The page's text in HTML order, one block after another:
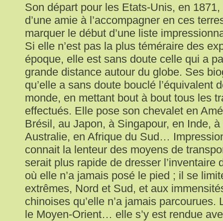
Son départ pour les Etats-Unis, en 1871,
d’une amie à l’accompagner en ces
marquer le début d’une liste
Si elle n’est pas la plus téméraire des
époque, elle est sans doute celle qui a
grande distance autour du globe. Ses
qu’elle a sans doute bouclé l’équivalent
monde, en mettant bout à bout tous les
effectués. Elle pose son chevalet en
Brésil, au Japon, à Singapour, en Inde,
Australie, en Afrique du Sud…
connait la lenteur des moyens de
serait plus rapide de dresser l’inventaire
où elle n’a jamais posé le pied ; il se
extrêmes, Nord et Sud, et aux
chinoises qu’elle n’a jamais parcourues.
le Moyen-Orient… elle s’y est rendue